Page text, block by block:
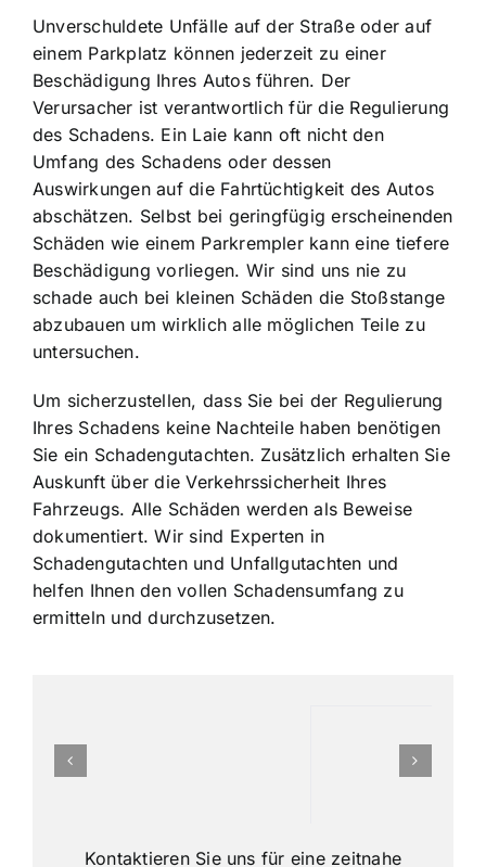
Unverschuldete Unfälle auf der Straße oder auf
einem Parkplatz können jederzeit zu einer
Beschädigung Ihres Autos führen. Der
Verursacher ist verantwortlich für die Regulierung
des Schadens. Ein Laie kann oft nicht den
Umfang des Schadens oder dessen
Auswirkungen auf die Fahrtüchtigkeit des Autos
abschätzen. Selbst bei geringfügig erscheinenden
Schäden wie einem Parkrempler kann eine tiefere
Beschädigung vorliegen. Wir sind uns nie zu
schade auch bei kleinen Schäden die Stoßstange
abzubauen um wirklich alle möglichen Teile zu
untersuchen.
Um sicherzustellen, dass Sie bei der Regulierung
Ihres Schadens keine Nachteile haben benötigen
Sie ein Schadengutachten. Zusätzlich erhalten Sie
Auskunft über die Verkehrssicherheit Ihres
Fahrzeugs. Alle Schäden werden als Beweise
dokumentiert. Wir sind Experten in
Schadengutachten und Unfallgutachten und
helfen Ihnen den vollen Schadensumfang zu
ermitteln und durchzusetzen.